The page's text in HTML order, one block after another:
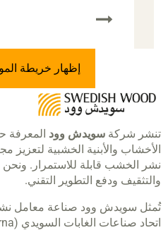
إظهار خريطة
تنشر شركة سويدش وود المعرفة
الأخشاب والأبنية الخشبية
نشر الخشب قابلة للاستمرار. ونحن
والتثقيف ودفع التطوير التقني.
تُمثل سويدش وود صناعة معامل